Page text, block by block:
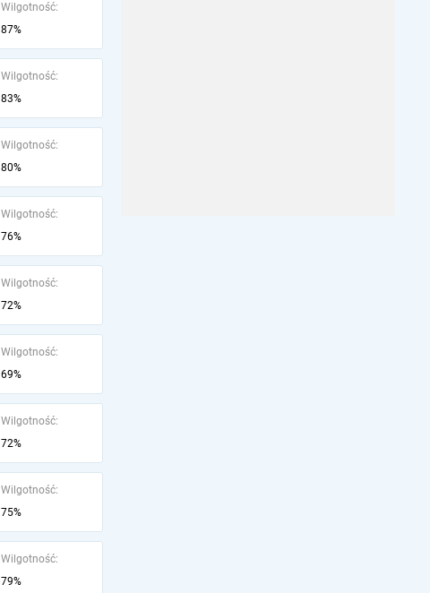
Wilgotność:
87%
Wilgotność:
83%
Wilgotność:
80%
Wilgotność:
76%
Wilgotność:
72%
Wilgotność:
69%
Wilgotność:
72%
Wilgotność:
75%
Wilgotność:
79%